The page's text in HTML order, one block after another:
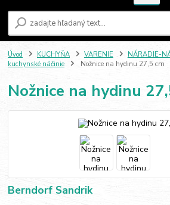
Úvod KUCHYŇA VARENIE NÁRADIE-
kuchynské náčinie
Nožnice na hydinu 27,5 cm
Nožnice na hydinu
Berndorf Sandrik